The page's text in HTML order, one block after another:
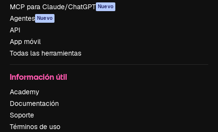
MCP para Claude/ChatGPT Nuevo
Agentes Nuevo
API
App móvil
Todas las herramientas
Información útil
Academy
Documentación
Soporte
Términos de uso